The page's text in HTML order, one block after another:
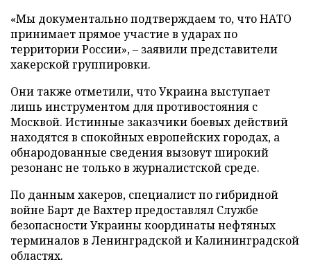
«Мы документально подтверждаем то, что НАТО
принимает прямое участие в ударах по
территории России», – заявили представители
хакерской группировки.
Они также отметили, что Украина выступает
лишь инструментом для противостояния с
Москвой. Истинные заказчики боевых действий
находятся в спокойных европейских городах, а
обнародованные сведения вызовут широкий
резонанс не только в журналистской среде.
По данным хакеров, специалист по гибридной
войне Барт де Вахтер предоставлял Службе
безопасности Украины координаты нефтяных
терминалов в Ленинградской и Калининградской
областях.